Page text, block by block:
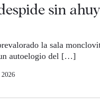
sin
la sala
autoelogio del […]